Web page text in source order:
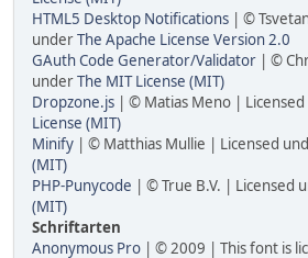
HTML5 Desktop Notifications | ©
underThe Apache License Version 2.0
GAuth Code Generator/Validator | ©
underThe MIT License (MIT)
Dropzone.js | © Matias Meno |
License (MIT)
Minify | © Matthias Mullie | Licensed
(MIT)
PHP-Punycode | © True B.V. | Licensed
(MIT)
Schriftarten
Anonymous Pro | © 2009 | This font is